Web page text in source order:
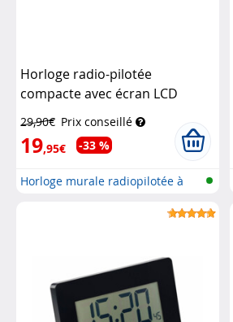
Horloge radio-pilotée
compacte avec écran LCD
29,90€ Prix conseillé
19,95€ -33 %
Horloge murale radiopilotée à